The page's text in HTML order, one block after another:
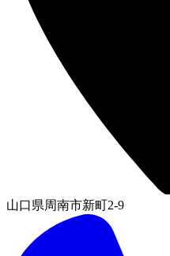
山口県周南市新町2-9